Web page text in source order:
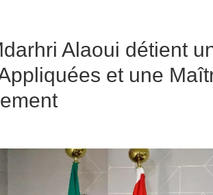
Alaoui détient
et une